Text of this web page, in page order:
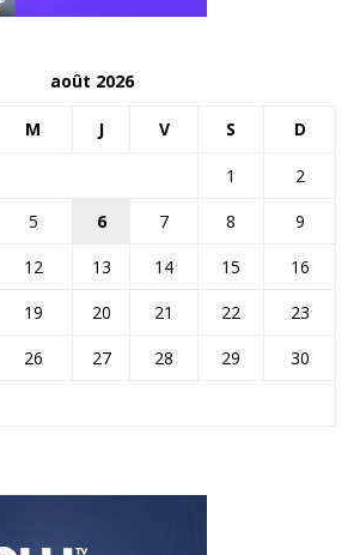
août 2026
M J V S D
1
2
5 6 7 8
9
12 13 14 15
16
19 20 21 22
23
26 27 28 29
30